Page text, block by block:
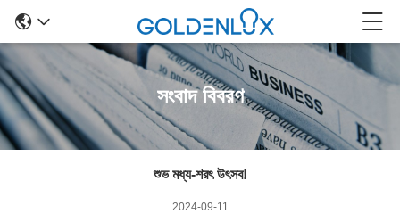
সংবাদ বিবরণ
শুভ মধ্য-শরৎ উৎসব!
2024-09-11